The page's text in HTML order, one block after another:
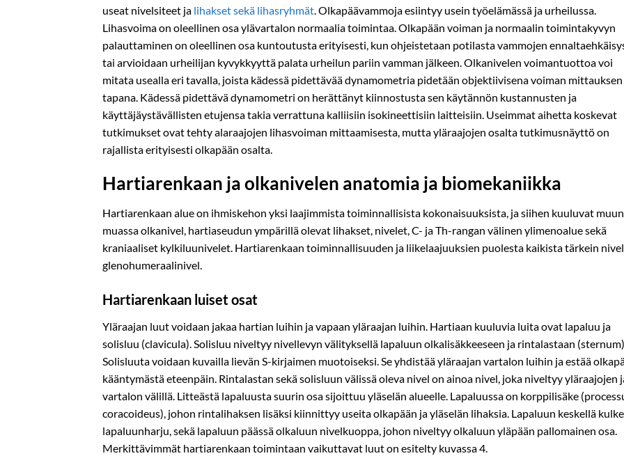
useat nivelsiteet ja lihakset sekä lihasryhmät . Olkapäävammoja esiintyy usein työelämässä ja urheilussa.
Lihasvoima on oleellinen osa ylävartalon normaalia toimintaa. Olkapään voiman ja normaalin toimintakyvyn
palauttaminen on oleellinen osa kuntoutusta erityisesti, kun ohjeistetaan potilasta vammojen
tai arvioidaan urheilijan kyvykkyyttä palata urheilun pariin vamman jälkeen. Olkanivelen voimantuottoa voi
mitata usealla eri tavalla, joista kädessä pidettävää dynamometria pidetään objektiivisena voiman mittauksen
tapana. Kädessä pidettävä dynamometri on herättänyt kiinnostusta sen käytännön kustannusten ja
käyttäjäystävällisten etujensa takia verrattuna kalliisiin isokineettisiin laitteisiin. Useimmat aihetta koskevat
tutkimukset ovat tehty alaraajojen lihasvoiman mittaamisesta, mutta yläraajojen osalta tutkimusnäyttö on
rajallista erityisesti olkapään osalta.
Hartiarenkaan ja olkanivelen anatomia ja biomekaniikka
Hartiarenkaan alue on ihmiskehon yksi laajimmista toiminnallisista kokonaisuuksista, ja siihen kuuluvat muun
muassa olkanivel, hartiaseudun ympärillä olevat lihakset, nivelet, C- ja Th-rangan välinen ylimenoalue sekä
kraniaaliset kylkiluunivelet. Hartiarenkaan toiminnallisuuden ja liikelaajuuksien puolesta kaikista tärkein
glenohumeraalinivel.
Hartiarenkaan luiset osat
Yläraajan luut voidaan jakaa hartian luihin ja vapaan yläraajan luihin. Hartiaan kuuluvia luita ovat lapaluu ja
solisluu (clavicula). Solisluu niveltyy nivellevyn välityksellä lapaluun olkalisäkkeeseen ja rintalastaan
Solisluuta voidaan kuvailla lievän S-kirjaimen muotoiseksi. Se yhdistää yläraajan vartalon luihin ja estää
kääntymästä eteenpäin. Rintalastan sekä solisluun välissä oleva nivel on ainoa nivel, joka niveltyy yläraajojen
vartalon välillä. Litteästä lapaluusta suurin osa sijoittuu yläselän alueelle. Lapaluussa on korppilisäke
coracoideus), johon rintalihaksen lisäksi kiinnittyy useita olkapään ja yläselän lihaksia. Lapaluun keskellä
lapaluunharju, sekä lapaluun päässä olkaluun nivelkuoppa, johon niveltyy olkaluun yläpään pallomainen osa.
Merkittävimmät hartiarenkaan toimintaan vaikuttavat luut on esitelty kuvassa 4.